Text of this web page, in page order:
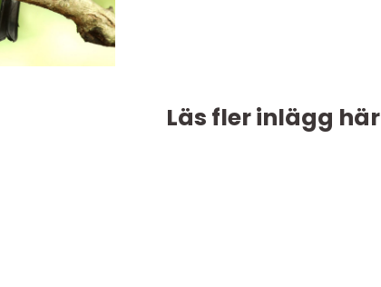
Läs fler inlägg här